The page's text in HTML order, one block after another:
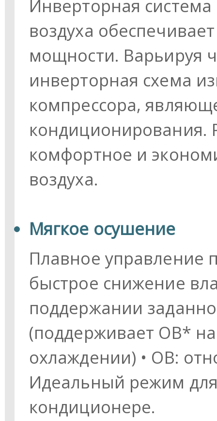
Инверторная
воздуха
мощности. Варьируя
инверторная схема
компрессора,
кондиционирования.
комфортное и
воздуха.
Мягкое осушение
Плавное управление
быстрое снижение
поддержании
(поддерживает ОВ*
охлаждении) • ОВ:
Идеальный режим
кондиционере.